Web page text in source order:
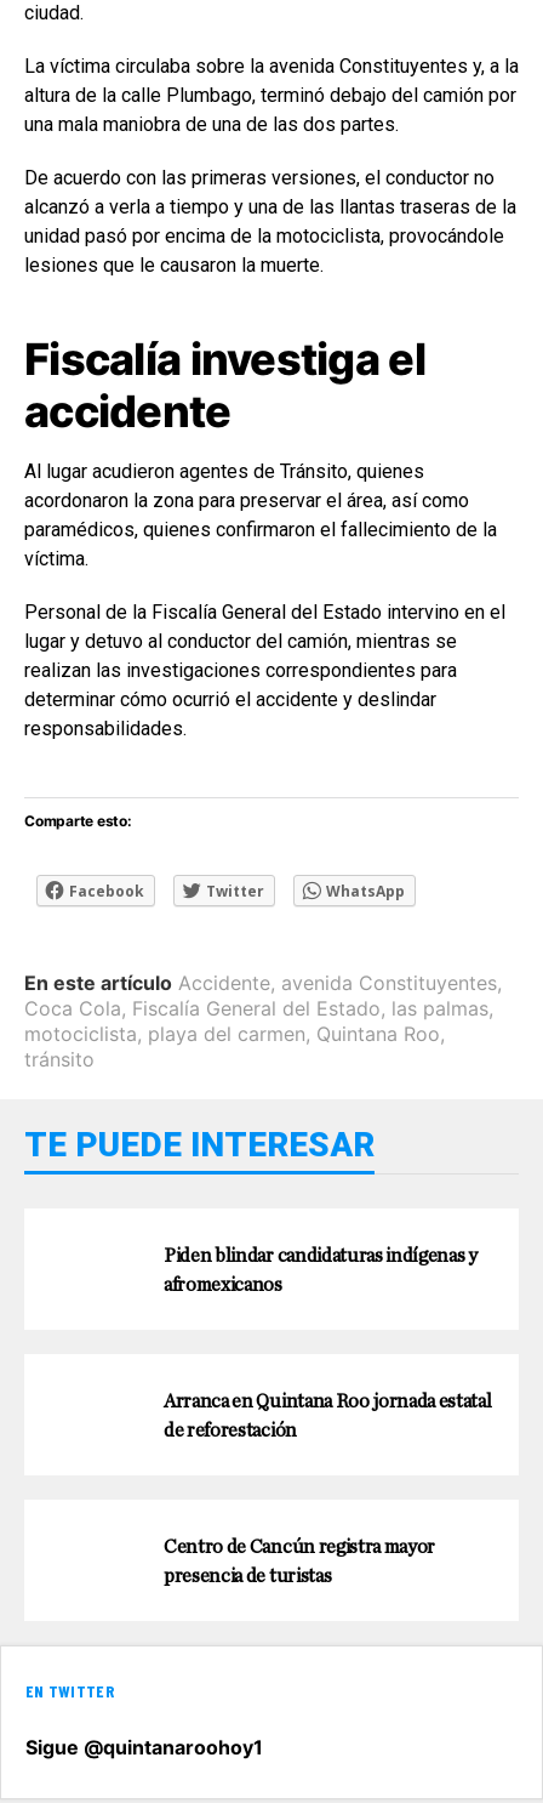
ciudad.
La víctima circulaba sobre la avenida Constituyentes y, a la
altura de la calle Plumbago, terminó debajo del camión por
una mala maniobra de una de las dos partes.
De acuerdo con las primeras versiones, el conductor no
alcanzó a verla a tiempo y una de las llantas traseras de la
unidad pasó por encima de la motociclista, provocándole
lesiones que le causaron la muerte.
Fiscalía investiga el
accidente
Al lugar acudieron agentes de Tránsito, quienes
acordonaron la zona para preservar el área, así como
paramédicos, quienes confirmaron el fallecimiento de la
víctima.
Personal de la Fiscalía General del Estado intervino en el
lugar y detuvo al conductor del camión, mientras se
realizan las investigaciones correspondientes para
determinar cómo ocurrió el accidente y deslindar
responsabilidades.
Comparte esto:
Facebook Twitter WhatsApp
En este artículo Accidente, avenida Constituyentes,
Coca Cola, Fiscalía General del Estado, las palmas,
motociclista, playa del carmen, Quintana Roo,
tránsito
TE PUEDE INTERESAR
Piden blindar candidaturas indígenas y
afromexicanos
Arranca en Quintana Roo jornada estatal
de reforestación
Centro de Cancún registra mayor
presencia de turistas
EN TWITTER
Sigue @quintanaroohoy1